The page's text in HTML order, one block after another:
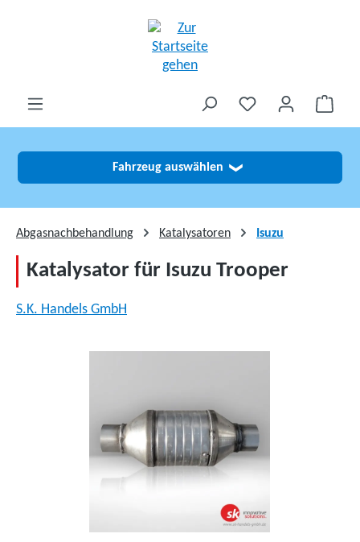
Fahrzeug auswählen ❯
Abgasnachbehandlung Katalysatoren Isuzu
Katalysator für Isuzu Trooper
S.K. Handels GmbH